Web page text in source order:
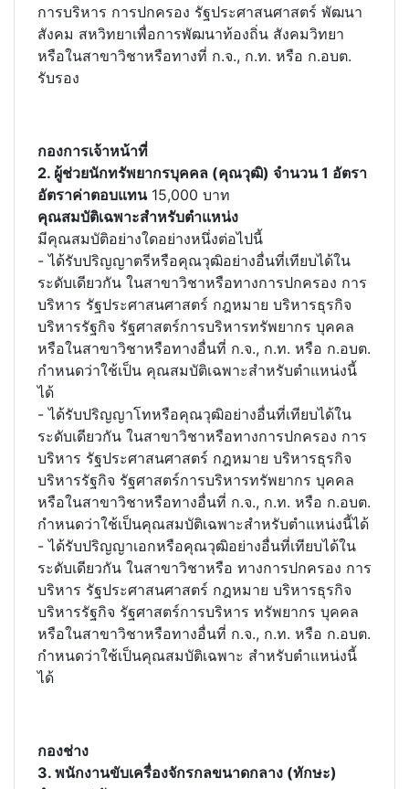
การบริหาร การปกครอง รัฐประศาสนศาสตร์ พัฒนา
สังคม สหวิทยาเพื่อการพัฒนาท้องถิ่น สังคมวิทยา
หรือในสาขาวิชาหรือทางที่ ก.จ., ก.ท. หรือ ก.อบต.
รับรอง
กองการเจ้าหน้าที่
2. ผู้ช่วยนักทรัพยากรบุคคล (คุณวุฒิ) จำนวน 1 อัตรา
อัตราค่าตอบแทน15,000 บาท
คุณสมบัติเฉพาะสำหรับตำแหน่ง
มีคุณสมบัติอย่างใดอย่างหนึ่งต่อไปนี้
- ได้รับปริญญาตรีหรือคุณวุฒิอย่างอื่นที่เทียบได้ใน
ระดับเดียวกัน ในสาขาวิชาหรือทางการปกครอง การ
บริหาร รัฐประศาสนศาสตร์ กฎหมาย บริหารธุรกิจ
บริหารรัฐกิจ รัฐศาสตร์การบริหารทรัพยากร บุคคล
หรือในสาขาวิชาหรือทางอื่นที่ ก.จ., ก.ท. หรือ ก.อบต.
กำหนดว่าใช้เป็น คุณสมบัติเฉพาะสำหรับตำแหน่งนี้
ได้
- ได้รับปริญญาโทหรือคุณวุฒิอย่างอื่นที่เทียบได้ใน
ระดับเดียวกัน ในสาขาวิชาหรือทางการปกครอง การ
บริหาร รัฐประศาสนศาสตร์ กฎหมาย บริหารธุรกิจ
บริหารรัฐกิจ รัฐศาสตร์การบริหารทรัพยากร บุคคล
หรือในสาขาวิชาหรือทางอื่นที่ ก.จ., ก.ท. หรือ ก.อบต.
กำหนดว่าใช้เป็นคุณสมบัติเฉพาะสำหรับตำแหน่งนี้ได้
- ได้รับปริญญาเอกหรือคุณวุฒิอย่างอื่นที่เทียบได้ใน
ระดับเดียวกัน ในสาขาวิชาหรือ ทางการปกครอง การ
บริหาร รัฐประศาสนศาสตร์ กฎหมาย บริหารธุรกิจ
บริหารรัฐกิจ รัฐศาสตร์การบริหาร ทรัพยากร บุคคล
หรือในสาขาวิชาหรือทางอื่นที่ ก.จ., ก.ท. หรือ ก.อบต.
กำหนดว่าใช้เป็นคุณสมบัติเฉพาะ สำหรับตำแหน่งนี้
ได้
กองช่าง
3. พนักงานขับเครื่องจักรกลขนาดกลาง (ทักษะ)